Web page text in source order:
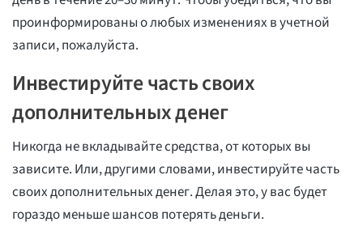
проинформированы о любых изменениях в учетной
записи, пожалуйста.
Инвестируйте часть своих
дополнительных денег
Никогда не вкладывайте средства, от которых вы
зависите. Или, другими словами, инвестируйте часть
своих дополнительных денег. Делая это, у вас будет
гораздо меньше шансов потерять деньги.